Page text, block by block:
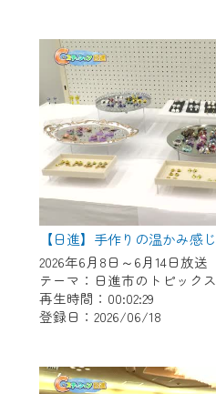
2026年6月8日～6月14日放送
テーマ：日進市のトピックス
再生時間：00:02:29
登録日：2026/06/18